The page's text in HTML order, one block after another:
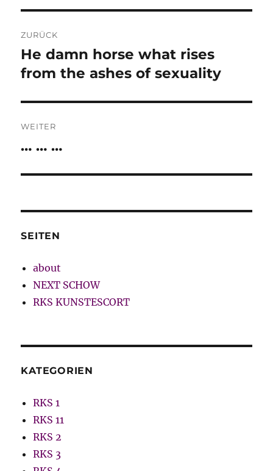
ZURÜCK
Vorheriger
Beitrag:
He damn horse what rises
from the ashes of sexuality
WEITER
Nächster
… … …
SEITEN
about
NEXT SCHOW
RKS KUNSTESCORT
KATEGORIEN
RKS 1
RKS 11
RKS 2
RKS 3